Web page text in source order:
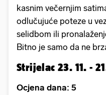
kasnim večernjim
odlučujuće poteze u
selidbom ili
Bitno je samo da ne
Strijelac 23. 11. -
Ocjena dana: 5